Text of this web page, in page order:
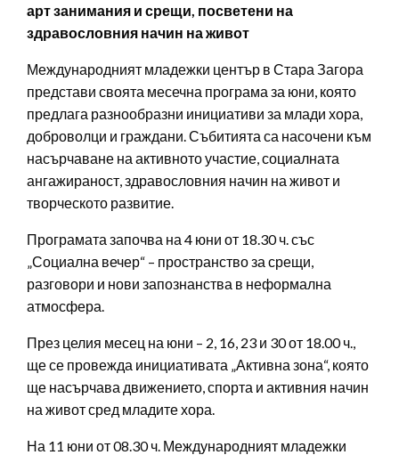
арт занимания и срещи, посветени на
здравословния начин на живот
Международният младежки център в Стара Загора
представи своята месечна програма за юни, която
предлага разнообразни инициативи за млади хора,
доброволци и граждани. Събитията са насочени към
насърчаване на активното участие, социалната
ангажираност, здравословния начин на живот и
творческото развитие.
Програмата започва на 4 юни от 18.30 ч. със
„Социална вечер“ – пространство за срещи,
разговори и нови запознанства в неформална
атмосфера.
През целия месец на юни – 2, 16, 23 и 30 от 18.00 ч.,
ще се провежда инициативата „Активна зона“, която
ще насърчава движението, спорта и активния начин
на живот сред младите хора.
На 11 юни от 08.30 ч. Международният младежки